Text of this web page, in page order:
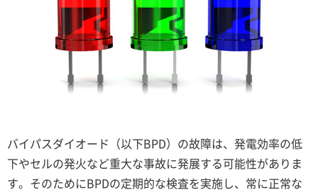
バイパスダイオード（以下BPD）の故障は、発電効率の低
下やセルの発火など重大な事故に発展する可能性がありま
す。そのためにBPDの定期的な検査を実施し、常に正常な